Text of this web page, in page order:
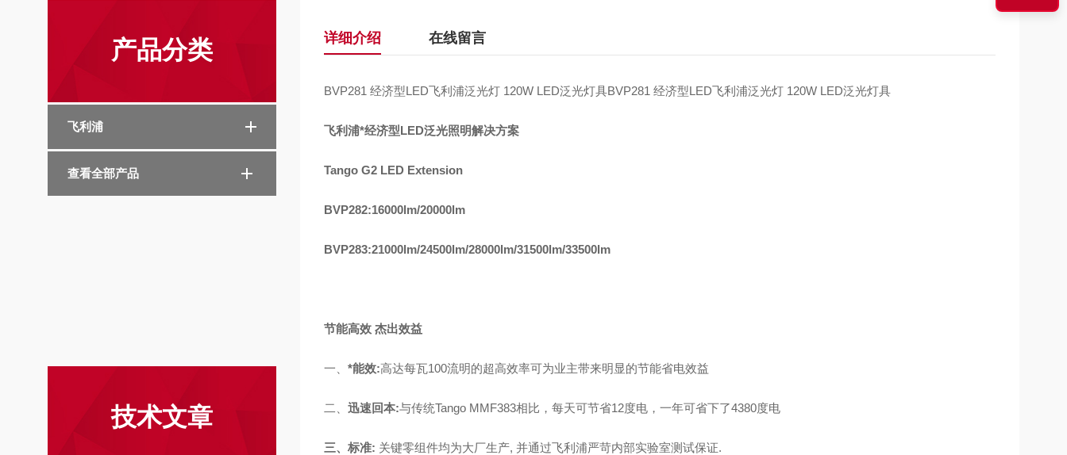
产品分类
飞利浦
查看全部产品
技术文章
详细介绍 在线留言
BVP281 经济型LED飞利浦泛光灯 120W LED泛光灯具BVP281 经济型LED飞利浦泛光灯 120W LED泛光灯具
飞利浦*经济型LED泛光照明解决方案
Tango G2 LED Extension
BVP282:16000lm/20000lm
BVP283:21000lm/24500lm/28000lm/31500lm/33500lm
节能高效 杰出效益
一、 *能效:高达每瓦100流明的超高效率可为业主带来明显的节能省电效益
二、 迅速回本:与传统Tango MMF383相比，每天可节省12度电，一年可省下了4380度电
三、 标准: 关键零组件均为大厂生产, 并通过飞利浦严苛内部实验室测试保证.